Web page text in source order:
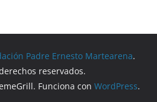
Padre Ernesto Martearena.
reservados.
Funciona con WordPress.